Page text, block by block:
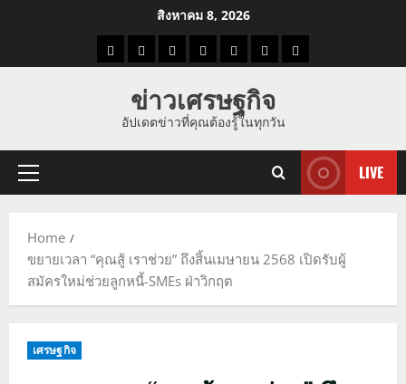
สิงหาคม 8, 2026
ราคาแนว
ราคา
ทอง
ข่าว
นี้
ข่าว
ดูด
ที่
ผู้ชาย
ข่าวเศรษฐกิจ
อัปเดตข่าวที่คุณต้องรู้ในทุกวัน
Primary
LIVE
Home
ขยายเวลา “คุณสู้ เราช่วย” ถึงสิ้นเมษายน 2568 เปิดรับผู้
สมัครใหม่ช่วยลูกหนี้-SMEs ฝ่าวิกฤต
เศรษฐกิจ